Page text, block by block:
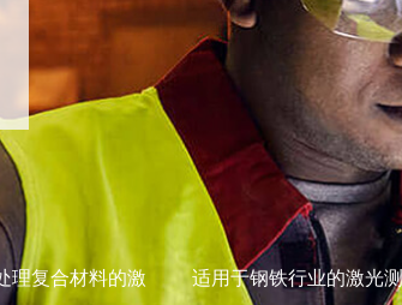
理复合材料的激
适用于钢铁行业的激光